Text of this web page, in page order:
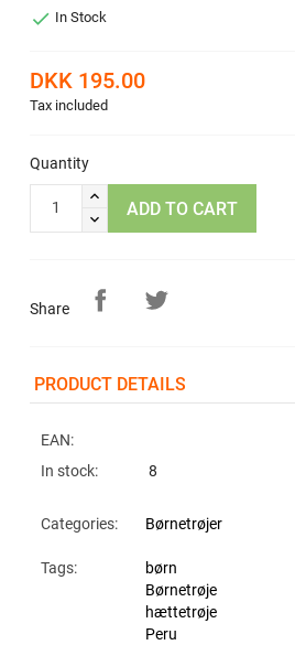
 In Stock
DKK 195.00
Tax included
Quantity
ADD TO CART
Share
PRODUCT DETAILS
EAN:
In stock:
8
Categories: Børnetrøjer
Tags:
børn
Børnetrøje
hættetrøje
Peru